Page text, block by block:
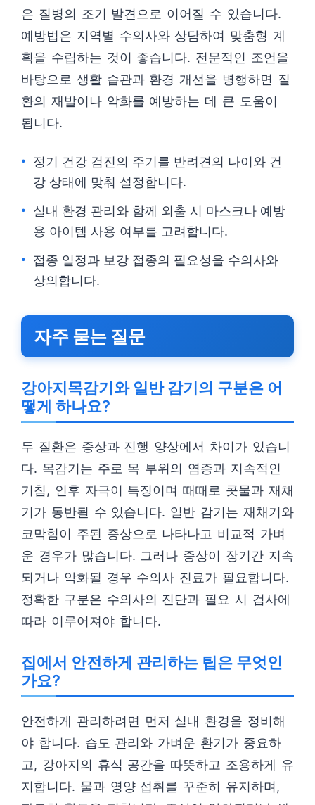
은 질병의 조기 발견으로 이어질 수 있습니다.
예방법은 지역별 수의사와 상담하여 맞춤형 계
획을 수립하는 것이 좋습니다. 전문적인 조언을
바탕으로 생활 습관과 환경 개선을 병행하면 질
환의 재발이나 악화를 예방하는 데 큰 도움이
됩니다.
정기 건강 검진의 주기를 반려견의 나이와 건
강 상태에 맞춰 설정합니다.
실내 환경 관리와 함께 외출 시 마스크나 예방
용 아이템 사용 여부를 고려합니다.
접종 일정과 보강 접종의 필요성을 수의사와
상의합니다.
자주 묻는 질문
강아지목감기와 일반 감기의 구분은 어
떻게 하나요?
두 질환은 증상과 진행 양상에서 차이가 있습니
다. 목감기는 주로 목 부위의 염증과 지속적인
기침, 인후 자극이 특징이며 때때로 콧물과 재채
기가 동반될 수 있습니다. 일반 감기는 재채기와
코막힘이 주된 증상으로 나타나고 비교적 가벼
운 경우가 많습니다. 그러나 증상이 장기간 지속
되거나 악화될 경우 수의사 진료가 필요합니다.
정확한 구분은 수의사의 진단과 필요 시 검사에
따라 이루어져야 합니다.
집에서 안전하게 관리하는 팁은 무엇인
가요?
안전하게 관리하려면 먼저 실내 환경을 정비해
야 합니다. 습도 관리와 가벼운 환기가 중요하
고, 강아지의 휴식 공간을 따뜻하고 조용하게 유
지합니다. 물과 영양 섭취를 꾸준히 유지하며,